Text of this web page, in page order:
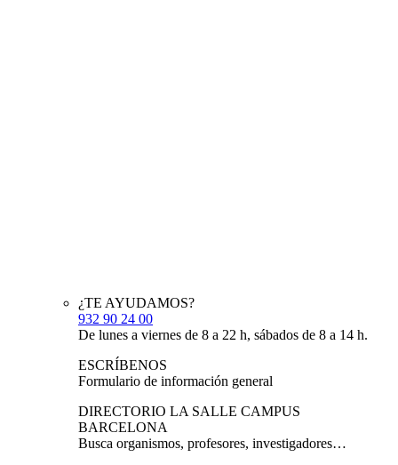
¿TE AYUDAMOS?
932 90 24 00
De lunes a viernes de 8 a 22 h, sábados de 8 a 14 h.
ESCRÍBENOS
Formulario de información general
DIRECTORIO LA SALLE CAMPUS
BARCELONA
Busca organismos, profesores, investigadores…